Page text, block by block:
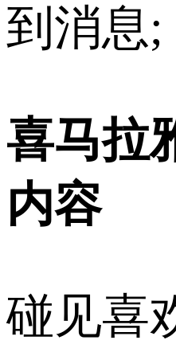
到消息;
喜马拉
内容
碰见喜